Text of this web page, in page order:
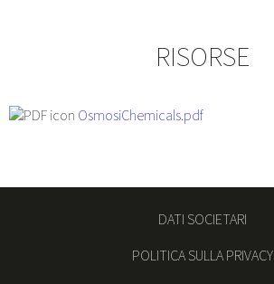
RISORSE
OsmosiChemicals.pdf
DATI SOCIETARI
POLITICA SULLA PRIVACY